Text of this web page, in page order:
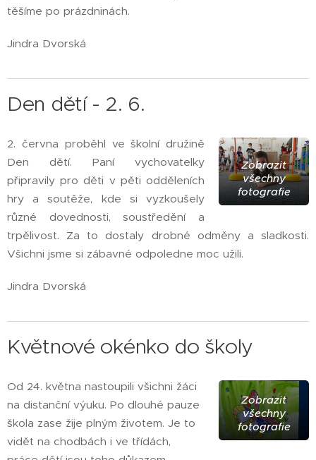
těšíme po prázdninách.
Jindra Dvorská
Den dětí - 2. 6.
Zobrazit
všechny
fotografie
2. června proběhl ve školní družině
Den dětí. Paní vychovatelky
připravily pro děti v pěti odděleních
hry a soutěže, kde si vyzkoušely
různé dovednosti, soustředění a
trpělivost. Za to dostaly drobné odměny a sladkosti.
Všichni jsme si zábavné odpoledne moc užili.
Jindra Dvorská
Květnové okénko do školy
Zobrazit
všechny
fotografie
Od 24. května nastoupili všichni žáci
na distanční výuku. Po dlouhé pauze
škola zase žije plným životem. Je to
vidět na chodbách i ve třídách,